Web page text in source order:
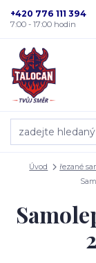
+420 776 111 394
7:00 - 17:00 hodin
Úvod řezané